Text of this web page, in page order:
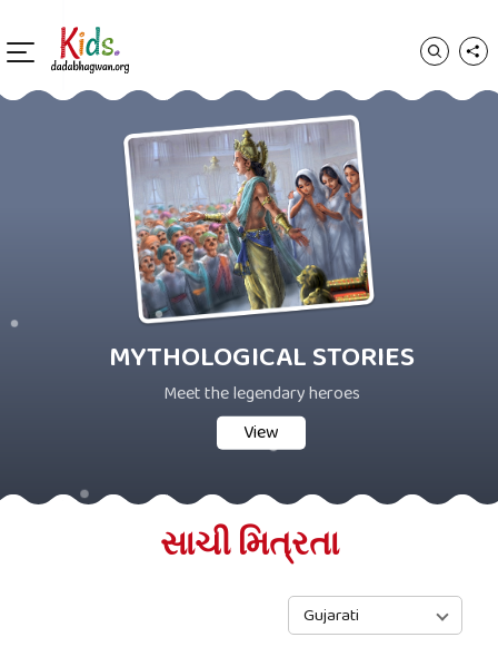
MYTHOLOGICAL STORIES
Meet the legendary heroes
View
સાચી મિત્રતા
Gujarati